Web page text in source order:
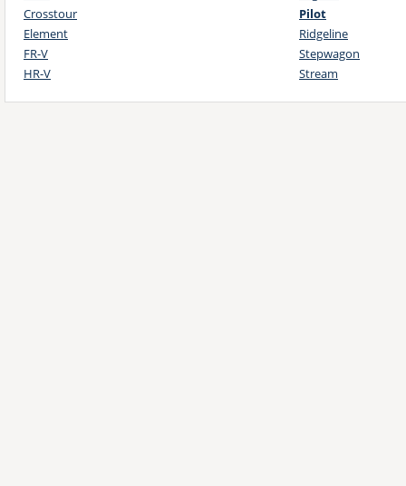
Crosstour
Element
FR-V
HR-V
Pilot
Ridgeline
Stepwagon
Stream